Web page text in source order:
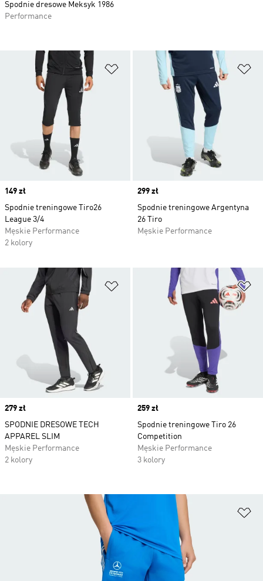
Dodaj do listy życzeń
Price
149 zł
Spodnie treningowe Tiro26
League 3/4
Męskie Performance
2 kolory
Price
299 zł
Spodnie treningowe Argentyna
26 Tiro
Męskie Performance
Dodaj do listy życzeń
Price
279 zł
SPODNIE DRESOWE TECH
APPAREL SLIM
Męskie Performance
2 kolory
Price
259 zł
Spodnie treningowe Tiro 26
Competition
Męskie Performance
3 kolory
Spodnie dresowe Meksyk 1986
Performance